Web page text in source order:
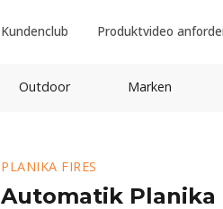
Kundenclub Produktvideo
Outdoor Marken
PLANIKA FIRES
Automatik Planika